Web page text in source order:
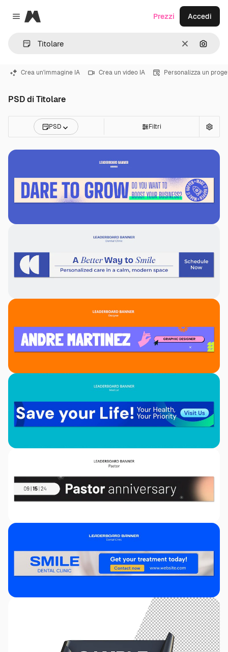
Close menu
Magnific
CancellaCerca
Prezzi Accedi
Crea un'immagine IA Crea un video IA Personalizza un
PSD di Titolare
PSD Filtri